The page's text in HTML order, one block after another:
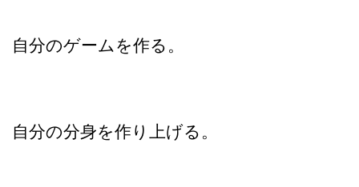
自分のゲームを作る。
自分の分身を作り上げる。